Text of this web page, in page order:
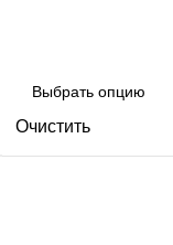
Очистить